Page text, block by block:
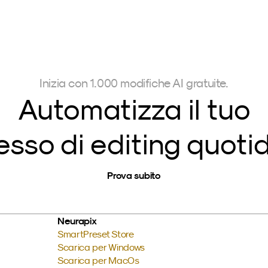
Inizia con 1.000 modifiche AI gratuite.
Automatizza il tuo
di editing
Prova subito
Neurapix
SmartPreset Store
Scarica per Windows
Scarica per MacOs